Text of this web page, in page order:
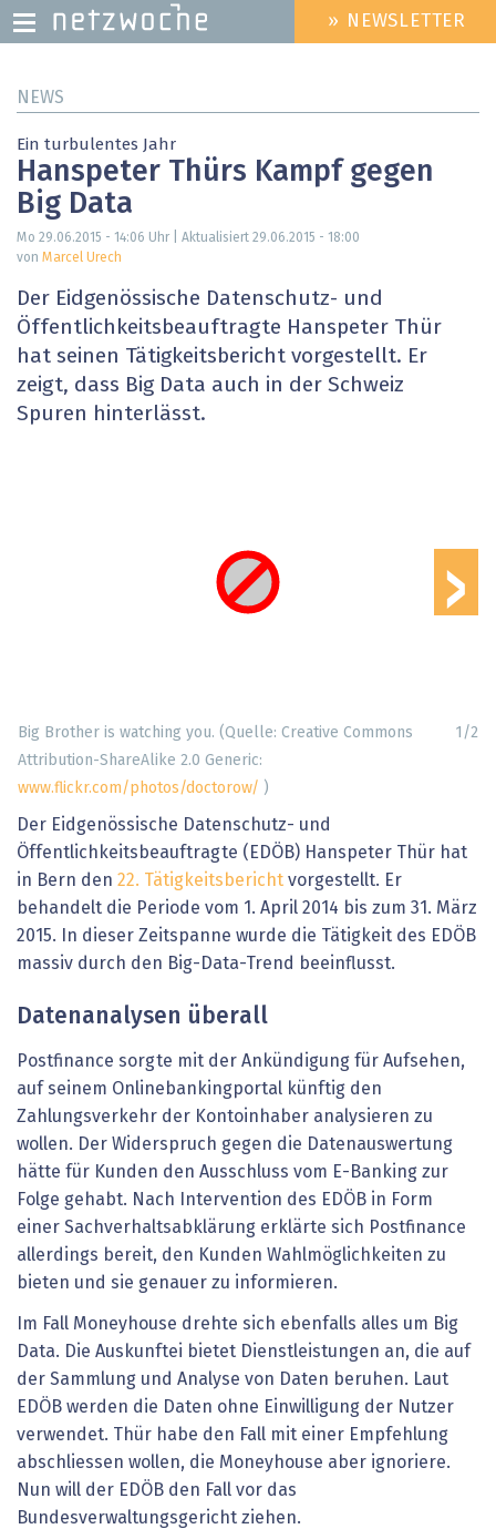
zum
HEADER
MENU
» NEWSLETTER
NEWS
Ein turbulentes Jahr
Hanspeter Thürs Kampf gegen
Big Data
Mo 29.06.2015 - 14:06 Uhr | Aktualisiert 29.06.2015 - 18:00
von Marcel Urech
Der Eidgenössische Datenschutz- und
Öffentlichkeitsbeauftragte Hanspeter Thür
hat seinen Tätigkeitsbericht vorgestellt. Er
zeigt, dass Big Data auch in der Schweiz
Spuren hinterlässt.
›
1 /2
Big Brother is watching you. (Quelle: Creative Commons
Attribution-ShareAlike 2.0 Generic:
www.flickr.com/photos/doctorow/ )
Der Eidgenössische Datenschutz- und
Öffentlichkeitsbeauftragte (EDÖB) Hanspeter Thür hat
in Bern den 22. Tätigkeitsbericht vorgestellt. Er
behandelt die Periode vom 1. April 2014 bis zum 31. März
2015. In dieser Zeitspanne wurde die Tätigkeit des EDÖB
massiv durch den Big-Data-Trend beeinflusst.
Datenanalysen überall
Postfinance sorgte mit der Ankündigung für Aufsehen,
auf seinem Onlinebankingportal künftig den
Zahlungsverkehr der Kontoinhaber analysieren zu
wollen. Der Widerspruch gegen die Datenauswertung
hätte für Kunden den Ausschluss vom E-Banking zur
Folge gehabt. Nach Intervention des EDÖB in Form
einer Sachverhaltsabklärung erklärte sich Postfinance
allerdings bereit, den Kunden Wahlmöglichkeiten zu
bieten und sie genauer zu informieren.
Im Fall Moneyhouse drehte sich ebenfalls alles um Big
Data. Die Auskunftei bietet Dienstleistungen an, die auf
der Sammlung und Analyse von Daten beruhen. Laut
EDÖB werden die Daten ohne Einwilligung der Nutzer
verwendet. Thür habe den Fall mit einer Empfehlung
abschliessen wollen, die Moneyhouse aber ignoriere.
Nun will der EDÖB den Fall vor das
Bundesverwaltungsgericht ziehen.